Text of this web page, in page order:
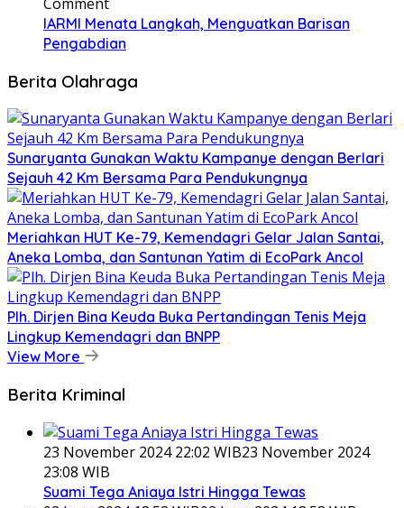
IARMI Menata Langkah, Menguatkan Barisan
Pengabdian
Berita Olahraga
Sunaryanta Gunakan Waktu Kampanye dengan Berlari
Sejauh 42 Km Bersama Para Pendukungnya
Meriahkan HUT Ke-79, Kemendagri Gelar Jalan Santai,
Aneka Lomba, dan Santunan Yatim di EcoPark Ancol
Plh. Dirjen Bina Keuda Buka Pertandingan Tenis Meja
Lingkup Kemendagri dan BNPP
View More
Berita Kriminal
23 November 2024 22:02 WIB23 November 2024
23:08 WIB
Suami Tega Aniaya Istri Hingga Tewas